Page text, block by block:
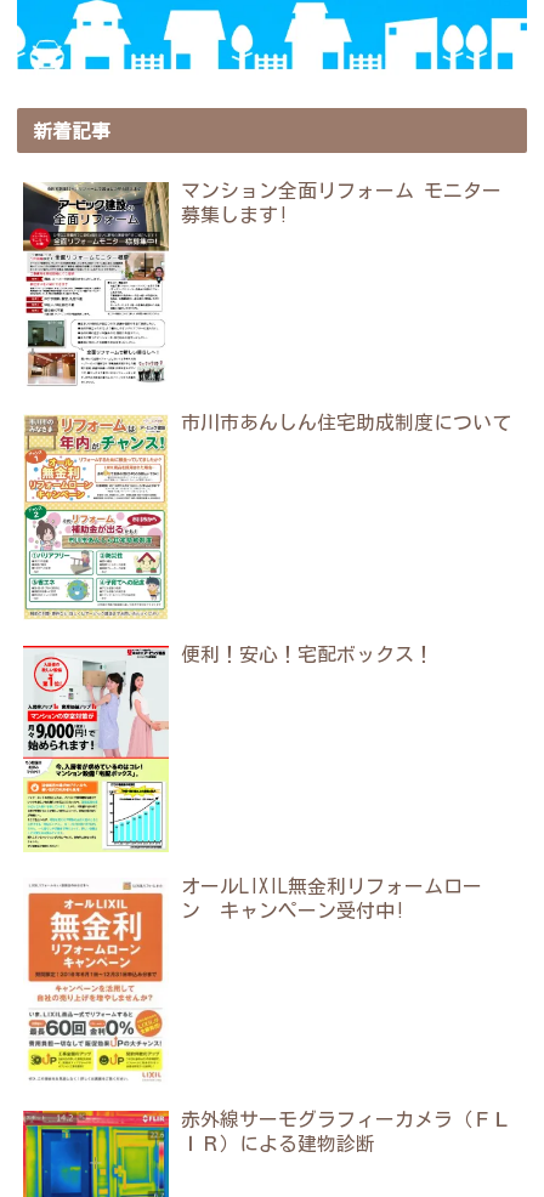
新着記事
マンション全面リフォーム モニター
募集します!
市川市あんしん住宅助成制度について
便利！安心！宅配ボックス！
オールLIXIL無金利リフォームロー
ン キャンペーン受付中!
赤外線サーモグラフィーカメラ（ＦＬ
ＩＲ）による建物診断